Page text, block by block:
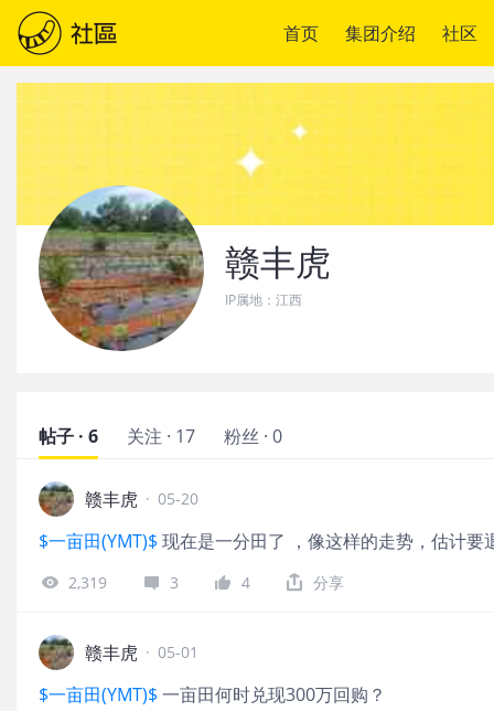
首页 集团介绍 社区
赣丰虎
IP属地： 江西
帖子 · 6 关注 · 17 粉丝 · 0
赣丰虎 · 05-20
$一亩田(YMT)$ 现在是一分田了 ，像这样的走势，估计要
2,319 3 4 分享
赣丰虎 · 05-01
$一亩田(YMT)$ 一亩田何时兑现300万回购？